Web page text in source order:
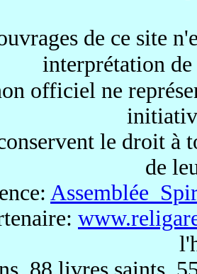
de ce site
interprétation
officiel ne
le droit
de
Assemblée